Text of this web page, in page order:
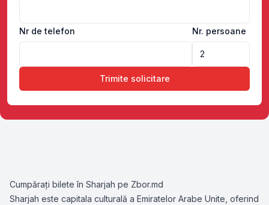
Nr de telefon Nr. persoane
Trimite solicitare
Cumpărați bilete în Sharjah pe Zbor.md
Sharjah este capitala culturală a Emiratelor Arabe Unite, oferind